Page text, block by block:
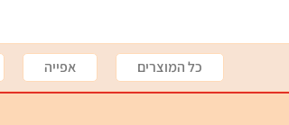
כל המוצרים אפייה